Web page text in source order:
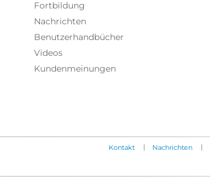
Fortbildung
Nachrichten
Benutzerhandbücher
Videos
Kundenmeinungen
Kontakt | Nachrichten |